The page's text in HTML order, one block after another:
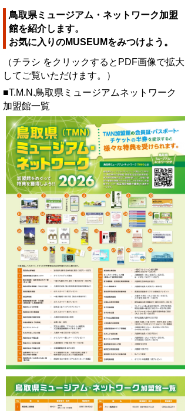
鳥取県ミュージアム・ネットワーク加盟
館を紹介します。
お気に入りのMUSEUMをみつけよう。
（チラシ をクリックするとPDF画像で拡大
してご覧いただけます。）
■T.M.N.鳥取県ミュージアムネットワーク
加盟館一覧